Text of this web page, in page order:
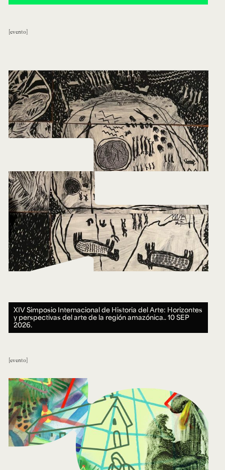
evento
XIV Simposio Internacional de Historia del Arte: Horizontes
y perspectivas del arte de la región amazónica..10 SEP
2026.
evento